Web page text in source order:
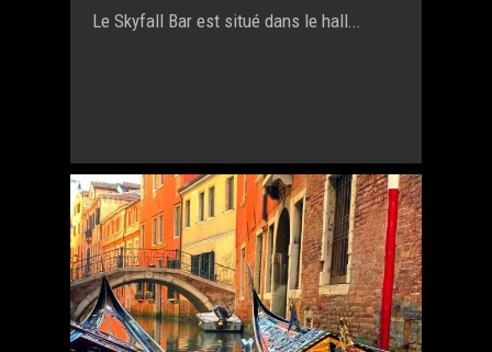
Le Skyfall Bar est situé dans le hall...